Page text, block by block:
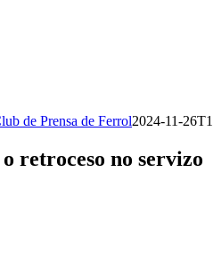
de Prensa de Ferrol2024-11-
retroceso no servizo